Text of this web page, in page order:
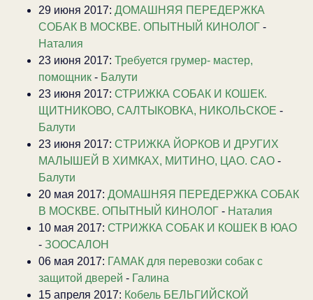
29 июня 2017: ДОМАШНЯЯ ПЕРЕДЕРЖКА
СОБАК В МОСКВЕ. ОПЫТНЫЙ КИНОЛОГ -
Наталия
23 июня 2017: Требуется грумер- мастер,
помощник - Балути
23 июня 2017: СТРИЖКА СОБАК И КОШЕК.
ЩИТНИКОВО, САЛТЫКОВКА, НИКОЛЬСКОЕ -
Балути
23 июня 2017: CТРИЖКА ЙОРКОВ И ДРУГИХ
МАЛЫШЕЙ В ХИМКАХ, МИТИНО, ЦАО. САО -
Балути
20 мая 2017: ДОМАШНЯЯ ПЕРЕДЕРЖКА СОБАК
В МОСКВЕ. ОПЫТНЫЙ КИНОЛОГ - Наталия
10 мая 2017: СТРИЖКА СОБАК И КОШЕК В ЮАО
- ЗООСАЛОН
06 мая 2017: ГАМАК для перевозки собак с
защитой дверей - Галина
15 апреля 2017: Кобель БЕЛЬГИЙСКОЙ